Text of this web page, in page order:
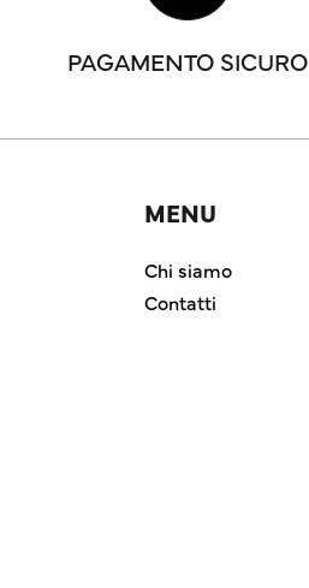
PAGAMENTO SICURO
MENU
Chi siamo
Contatti